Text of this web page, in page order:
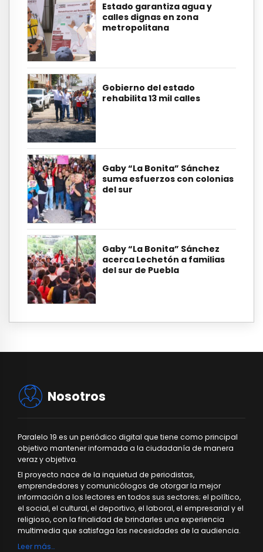
Estado garantiza agua y
calles dignas en zona
metropolitana
Gobierno del estado
rehabilita 13 mil calles
Gaby “La Bonita” Sánchez
suma esfuerzos con colonias
del sur
Gaby “La Bonita” Sánchez
acerca Lechetón a familias
del sur de Puebla
Nosotros
Paralelo 19 es un periódico digital que tiene como principal
objetivo mantener informada a la ciudadanía de manera
veraz y objetiva.
El proyecto nace de la inquietud de periodistas,
emprendedores y comunicólogos de otorgar la mejor
información a los lectores en todos sus sectores; el político,
el social, el cultural, el deportivo, el laboral, el empresarial y el
religioso, con la finalidad de brindarles una experiencia
multimedia que satisfaga las necesidades de la audiencia.
Leer más…